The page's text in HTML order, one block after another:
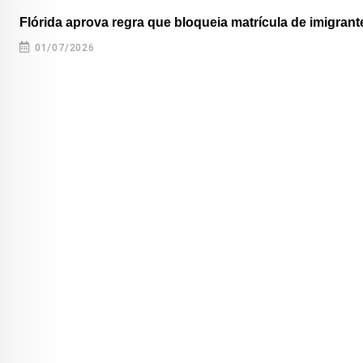
Flórida aprova regra que bloqueia matrícula de
01/07/2026